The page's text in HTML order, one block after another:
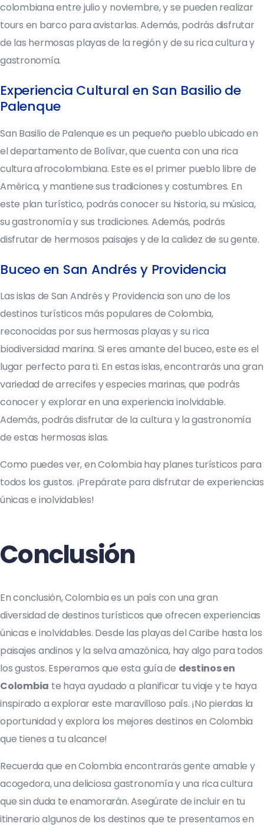
colombiana entre julio y noviembre, y se pueden realizar
tours en barco para avistarlas. Además, podrás disfrutar
de las hermosas playas de la región y de su rica cultura y
gastronomía.
Experiencia Cultural en San Basilio de
Palenque
San Basilio de Palenque es un pequeño pueblo ubicado en
el departamento de Bolívar, que cuenta con una rica
cultura afrocolombiana. Este es el primer pueblo libre de
América, y mantiene sus tradiciones y costumbres. En
este plan turístico, podrás conocer su historia, su música,
su gastronomía y sus tradiciones. Además, podrás
disfrutar de hermosos paisajes y de la calidez de su gente.
Buceo en San Andrés y Providencia
Las islas de San Andrés y Providencia son uno de los
destinos turísticos más populares de Colombia,
reconocidas por sus hermosas playas y su rica
biodiversidad marina. Si eres amante del buceo, este es el
lugar perfecto para ti. En estas islas, encontrarás una gran
variedad de arrecifes y especies marinas, que podrás
conocer y explorar en una experiencia inolvidable.
Además, podrás disfrutar de la cultura y la gastronomía
de estas hermosas islas.
Como puedes ver, en Colombia hay planes turísticos para
todos los gustos. ¡Prepárate para disfrutar de experiencias
únicas e inolvidables!
Conclusión
En conclusión, Colombia es un país con una gran
diversidad de destinos turísticos que ofrecen experiencias
únicas e inolvidables. Desde las playas del Caribe hasta los
paisajes andinos y la selva amazónica, hay algo para todos
los gustos. Esperamos que esta guía de destinos en
Colombia te haya ayudado a planificar tu viaje y te haya
inspirado a explorar este maravilloso país. ¡No pierdas la
oportunidad y explora los mejores destinos en Colombia
que tienes a tu alcance!
Recuerda que en Colombia encontrarás gente amable y
acogedora, una deliciosa gastronomía y una rica cultura
que sin duda te enamorarán. Asegúrate de incluir en tu
itinerario algunos de los destinos que te presentamos en